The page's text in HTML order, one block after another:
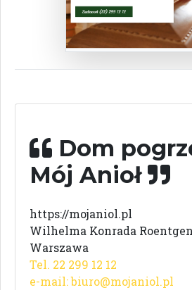
Dom
Mój Anioł
https://mojaniol.pl
Wilhelma Konrada
Warszawa
Tel. 22 299 12 12
e-mail:biuro@mojaniol.pl